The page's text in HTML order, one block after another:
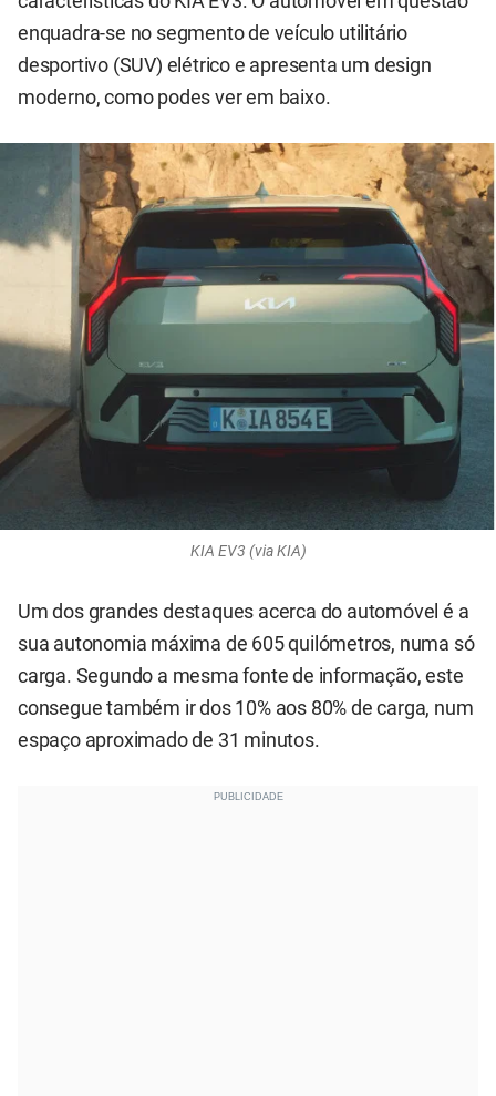
enquadra-se no segmento de veículo utilitário
desportivo (SUV) elétrico e apresenta um design
moderno, como podes ver em baixo.
KIA EV3 (via KIA)
Um dos grandes destaques acerca do automóvel é a
sua autonomia máxima de 605 quilómetros, numa só
carga. Segundo a mesma fonte de informação, este
consegue também ir dos 10% aos 80% de carga, num
espaço aproximado de 31 minutos.